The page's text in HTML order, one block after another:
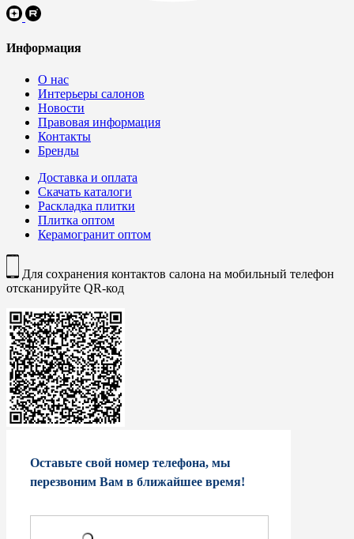
Информация
О нас
Интерьеры салонов
Новости
Правовая информация
Контакты
Бренды
Доставка и оплата
Скачать каталоги
Раскладка плитки
Плитка оптом
Керамогранит оптом
Для сохранения контактов салона на мобильный телефон
отсканируйте QR-код
Оставьте свой номер телефона, мы
перезвоним Вам в ближайшее время!